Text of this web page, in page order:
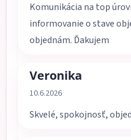
Komunikácia na top
informovanie o stave
objednám. Ďakujem
Veronika
Hodnotenie obchodu je 5
10.6.2026
Skvelé, spokojnosť,